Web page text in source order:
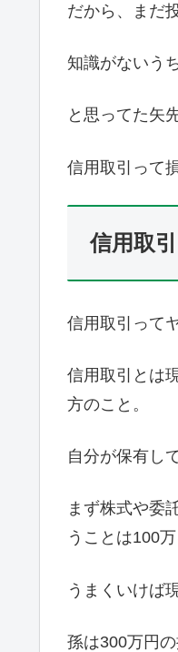
だから、まだ
知識がないう
と思ってた矢
信用取引って
信用取
信用取引って
信用取引とは
方のこと。
自分が保有し
まず株式や委
うことは100
うまくいけば
孫は300万円